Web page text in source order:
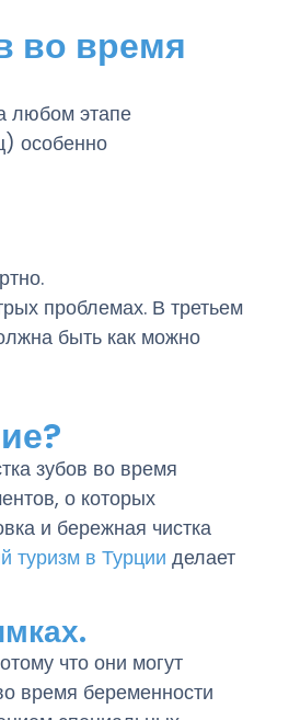
во время
любом этапе
особенно
проблемах. В третьем
быть как можно
зубов во время
о которых
и бережная чистка
туризм в Турции делает
что они могут
время беременности